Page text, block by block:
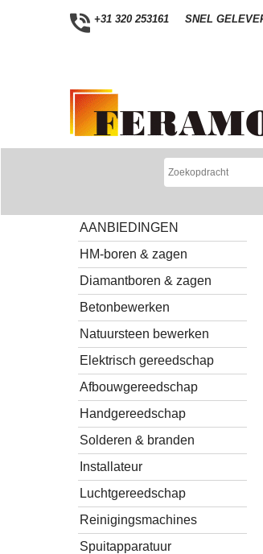
+31 320 253161 SNEL
AANBIEDINGEN
HM-boren & zagen
Diamantboren & zagen
Betonbewerken
Natuursteen bewerken
Elektrisch gereedschap
Afbouwgereedschap
Handgereedschap
Solderen & branden
Installateur
Luchtgereedschap
Reinigingsmachines
Spuitapparatuur